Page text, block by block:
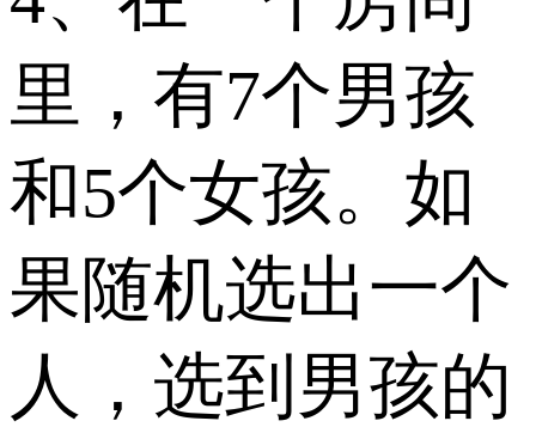
里，有7个男孩
和5个女孩。如
果随机选出一个
人，选到男孩的